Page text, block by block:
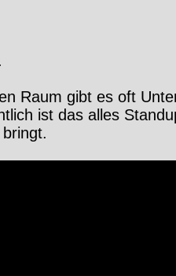
Raum gibt es oft
ist das alles